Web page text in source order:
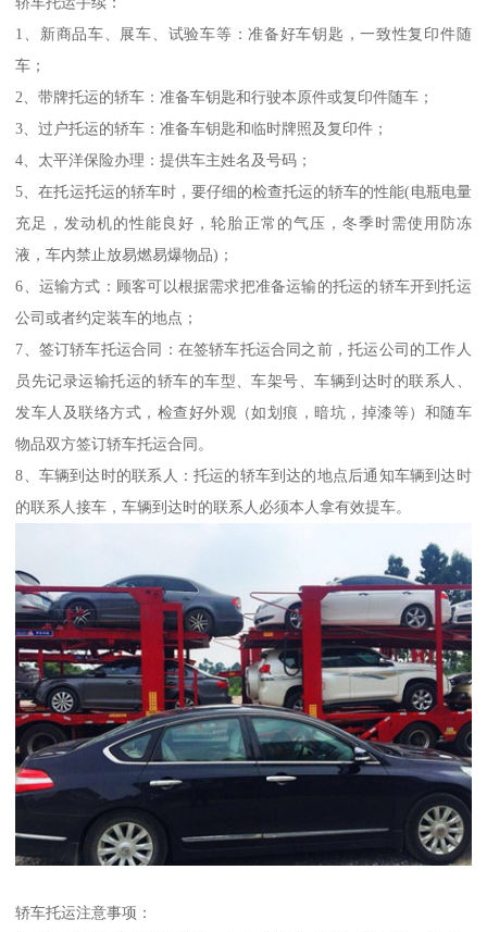
1、新商品车、展车、试验车等：准备好车钥匙，一致性复印件随
车；
2、带牌托运的轿车：准备车钥匙和行驶本原件或复印件随车；
3、过户托运的轿车：准备车钥匙和临时牌照及复印件；
4、太平洋保险办理：提供车主姓名及号码；
5、在托运托运的轿车时，要仔细的检查托运的轿车的性能(电瓶电量
充足，发动机的性能良好，轮胎正常的气压，冬季时需使用防冻
液，车内禁止放易燃易爆物品)；
6、运输方式：顾客可以根据需求把准备运输的托运的轿车开到托运
公司或者约定装车的地点；
7、签订轿车托运合同：在签轿车托运合同之前，托运公司的工作人
员先记录运输托运的轿车的车型、车架号、车辆到达时的联系人、
发车人及联络方式，检查好外观（如划痕，暗坑，掉漆等）和随车
物品双方签订轿车托运合同。
8、车辆到达时的联系人：托运的轿车到达的地点后通知车辆到达时
的联系人接车，车辆到达时的联系人必须本人拿有效提车。
轿车托运注意事项：